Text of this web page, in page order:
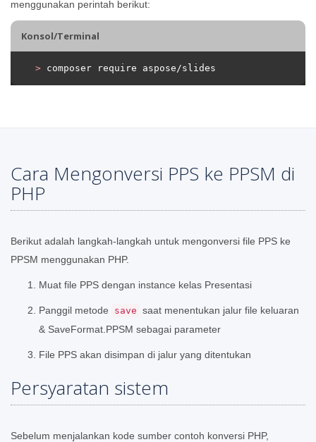
menggunakan perintah berikut:
Konsol/Terminal
> composer require aspose/slides
Cara Mengonversi PPS ke PPSM di
PHP
Berikut adalah langkah-langkah untuk mengonversi file PPS ke
PPSM menggunakan PHP.
Muat file PPS dengan instance kelas Presentasi
Panggil metode save saat menentukan jalur file keluaran
& SaveFormat.PPSM sebagai parameter
File PPS akan disimpan di jalur yang ditentukan
Persyaratan sistem
Sebelum menjalankan kode sumber contoh konversi PHP,